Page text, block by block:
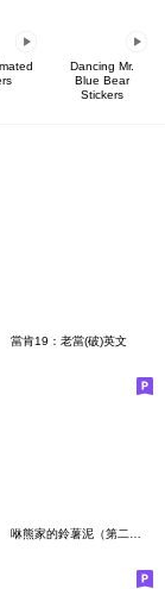
Dancing Mr.
Blue Bear
Stickers
當肯19：老當(破)英文